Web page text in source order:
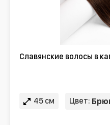
Славянские волосы в
45 см Цвет: